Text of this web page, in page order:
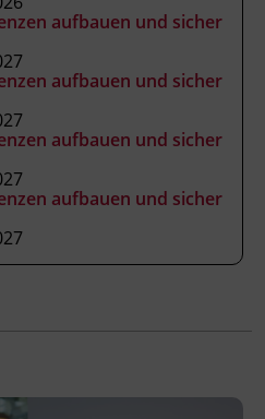
zu maximal 30 %
Informationen finden
aufbauen und sicher
aufbauen und sicher
aufbauen und sicher
aufbauen und sicher